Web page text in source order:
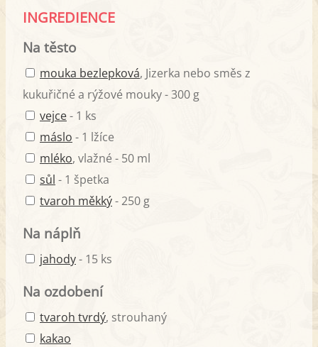
INGREDIENCE
Na těsto
mouka bezlepková, Jizerka nebo směs z
kukuřičné a rýžové mouky - 300 g
vejce- 1 ks
máslo - 1 lžíce
mléko, vlažné - 50 ml
sůl - 1 špetka
tvaroh měkký- 250 g
Na náplň
jahody- 15 ks
Na ozdobení
tvaroh tvrdý, strouhaný
kakao